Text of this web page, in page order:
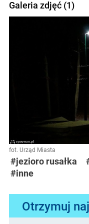
Galeria zdjęć (1)
fot. Urząd Miasta
#jezioro rusałka
#inne
Otrzymuj